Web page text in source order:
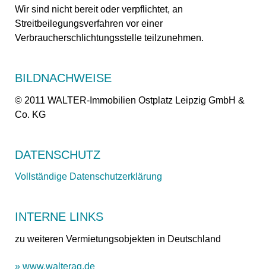
Wir sind nicht bereit oder verpflichtet, an
Streitbeilegungsverfahren vor einer
Verbraucherschlichtungsstelle teilzunehmen.
BILDNACHWEISE
© 2011 WALTER-Immobilien Ostplatz Leipzig GmbH &
Co. KG
DATENSCHUTZ
Vollständige Datenschutzerklärung
INTERNE LINKS
zu weiteren Vermietungsobjekten in Deutschland
» www.walterag.de